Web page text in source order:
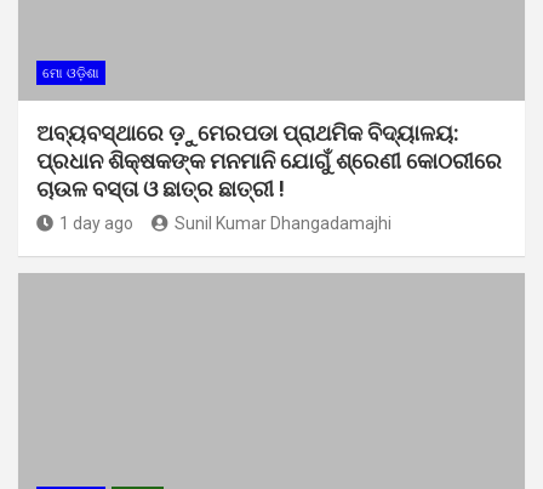
ମୋ ଓଡ଼ିଶା
ଅବ୍ୟବସ୍ଥାରେ ଡ଼ୁମେରପଡା ପ୍ରାଥମିକ ବିଦ୍ୟାଳୟ:
ପ୍ରଧାନ ଶିକ୍ଷକଙ୍କ ମନମାନି ଯୋଗୁଁ ଶ୍ରେଣୀ କୋଠରୀରେ
ଚାଉଳ ବସ୍ତା ଓ ଛାତ୍ର ଛାତ୍ରୀ !
1 day ago Sunil Kumar Dhangadamajhi